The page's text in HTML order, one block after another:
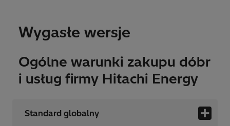
Wygasłe wersje
Ogólne warunki zakupu dóbr
i usług firmy Hitachi Energy
Standard globalny